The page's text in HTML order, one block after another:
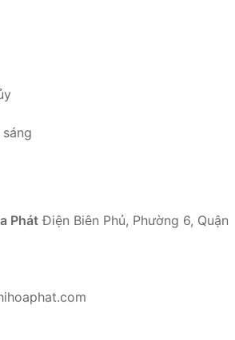
PhátĐiện Biên Phủ, Phường 6, Quận